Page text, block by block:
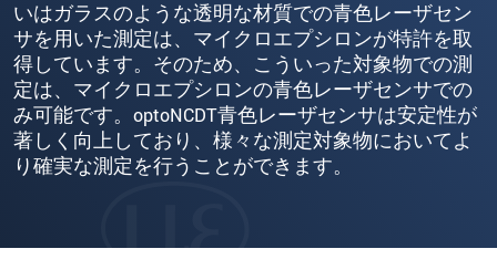
いはガラスのような透明な材質での青色レーザセン
サを用いた測定は、マイクロエプシロンが特許を取
得しています。そのため、こういった対象物での測
定は、マイクロエプシロンの青色レーザセンサでの
み可能です。optoNCDT青色レーザセンサは安定性が
著しく向上しており、様々な測定対象物においてよ
り確実な測定を行うことができます。